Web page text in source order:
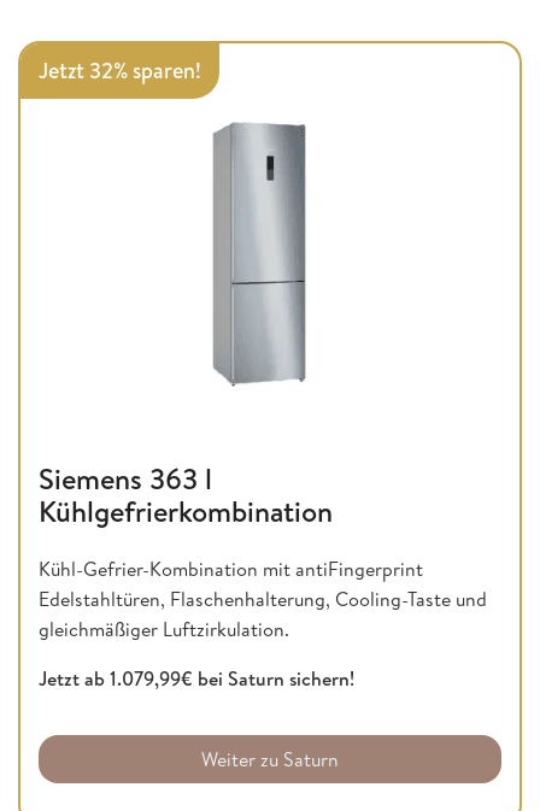
Jetzt 32% sparen!
Siemens 363 l
Kühlgefrierkombination
Kühl-Gefrier-Kombination mit antiFingerprint
Edelstahltüren, Flaschenhalterung, Cooling-Taste und
gleichmäßiger Luftzirkulation.
Jetzt ab 1.079,99€ bei Saturn sichern!
Weiter zu Saturn